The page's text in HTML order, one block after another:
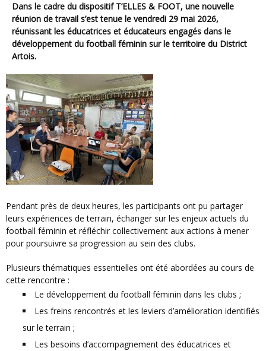
Dans le cadre du dispositif T’ELLES & FOOT, une nouvelle
réunion de travail s’est tenue le vendredi 29 mai 2026,
réunissant les éducatrices et éducateurs engagés dans le
développement du football féminin sur le territoire du District
Artois.
Pendant près de deux heures, les participants ont pu partager
leurs expériences de terrain, échanger sur les enjeux actuels du
football féminin et réfléchir collectivement aux actions à mener
pour poursuivre sa progression au sein des clubs.
Plusieurs thématiques essentielles ont été abordées au cours de
cette rencontre :
Le développement du football féminin dans les clubs ;
Les freins rencontrés et les leviers d’amélioration identifiés
sur le terrain ;
Les besoins d’accompagnement des éducatrices et